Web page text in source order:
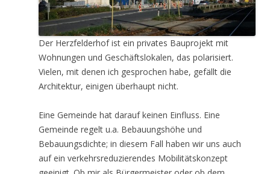
Der Herzfelderhof ist ein privates Bauprojekt mit
Wohnungen und Geschäftslokalen, das polarisiert.
Vielen, mit denen ich gesprochen habe, gefällt die
Architektur, einigen überhaupt nicht.
Eine Gemeinde hat darauf keinen Einfluss. Eine
Gemeinde regelt u.a. Bebauungshöhe und
Bebauungsdichte; in diesem Fall haben wir uns auch
auf ein verkehrsreduzierendes Mobilitätskonzept